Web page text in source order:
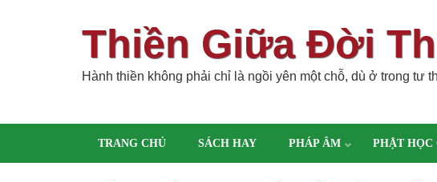
Thiền Giữa Đời
Hành thiền không phải chỉ là ngồi yên một chỗ, dù ở trong tư
TRANG CHỦ SÁCH HAY PHÁP ÂM PHẬT HỌC